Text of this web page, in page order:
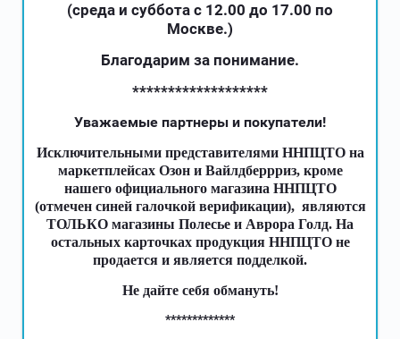
(среда и суббота с 12.00 до 17.00 по
Москве.)
Благодарим за понимание.
*******************
Уважаемые партнеры и покупатели!
Исключительными представителями ННПЦТО на
маркетплейсах Озон и Вайлдберрриз, кроме
нашего официального магазина ННПЦТО
(отмечен синей галочкой верификации), являются
ТОЛЬКО магазины Полесье и Аврора Голд. На
остальных карточках продукция ННПЦТО не
продается и является подделкой.
Не дайте себя обмануть!
*************